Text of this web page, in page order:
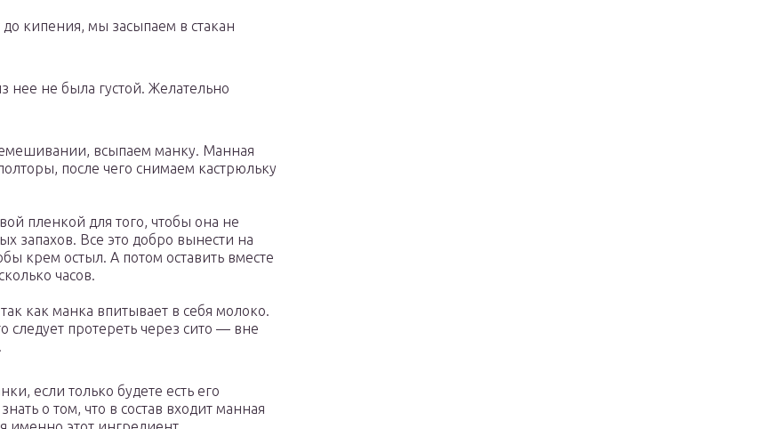
кипения, мы засыпаем в стакан
нее не была густой. Желательно
всыпаем манку. Манная
после чего снимаем кастрюльку
пленкой для того, чтобы она не
запахов. Все это добро вынести на
крем остыл. А потом оставить вместе
часов.
как манка впитывает в себя молоко.
протереть через сито — вне
если только будете есть его
о том, что в состав входит манная